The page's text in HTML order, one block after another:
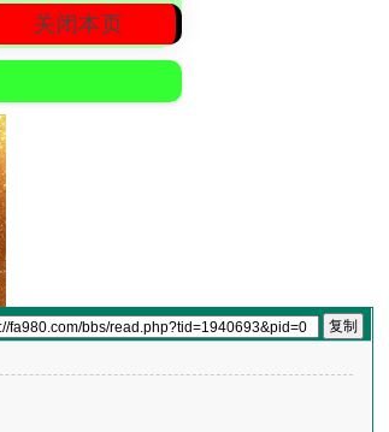
关闭本页